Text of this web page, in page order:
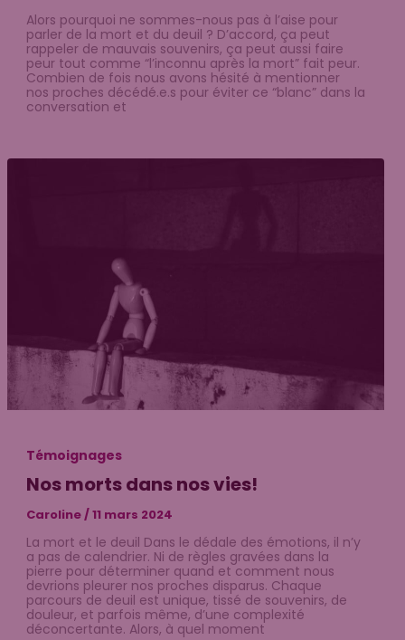
Alors pourquoi ne sommes-nous pas à l’aise pour
parler de la mort et du deuil ? D’accord, ça peut
rappeler de mauvais souvenirs, ça peut aussi faire
peur tout comme “l’inconnu après la mort” fait peur.
Combien de fois nous avons hésité à mentionner
nos proches décédé.e.s pour éviter ce “blanc” dans la
conversation et
Témoignages
Nos morts dans nos vies!
Caroline/11 mars 2024
La mort et le deuil Dans le dédale des émotions, il n’y
a pas de calendrier. Ni de règles gravées dans la
pierre pour déterminer quand et comment nous
devrions pleurer nos proches disparus. Chaque
parcours de deuil est unique, tissé de souvenirs, de
douleur, et parfois même, d’une complexité
déconcertante. Alors, à quel moment